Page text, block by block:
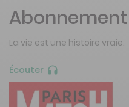
Écouter
La vie est une histoire vraie.